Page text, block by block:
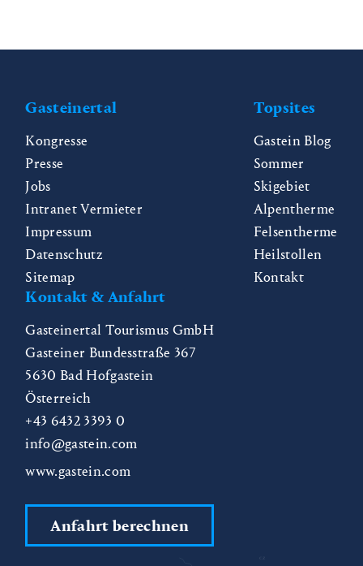
Gasteinertal
Kongresse
Presse
Jobs
Intranet Vermieter
Impressum
Datenschutz
Sitemap
Topsites
Gastein Blog
Sommer
Skigebiet
Alpentherme
Felsentherme
Heilstollen
Kontakt
Kontakt & Anfahrt
Gasteinertal Tourismus GmbH
Gasteiner Bundesstraße 367
5630 Bad Hofgastein
Österreich
+43 6432 3393 0
info@gastein.com
www.gastein.com
Anfahrt berechnen
CZ